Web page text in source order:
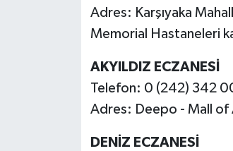
Adres: Karşıyaka
Memorial Hastaneleri
AKYILDIZ ECZANESİ
Telefon: 0 (242) 342
Adres: Deepo - Mall of
DENİZ ECZANESİ